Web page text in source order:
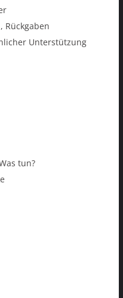
Rückgaben
Unterstützung
tun?